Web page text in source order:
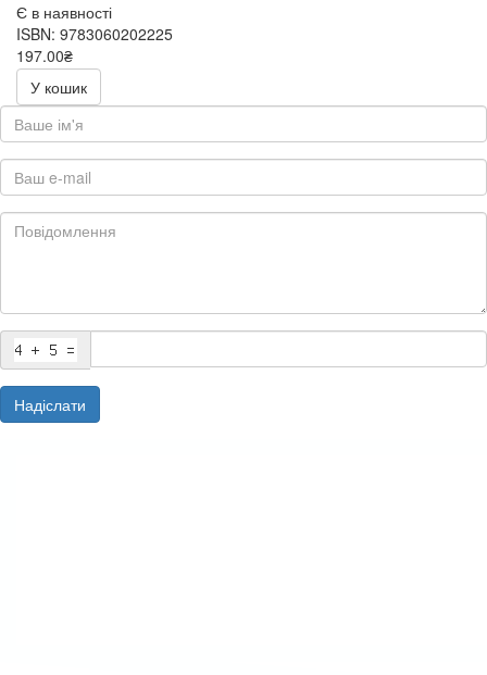
Є в наявності
ISBN: 9783060202225
197.00₴
394.00₴
У кошик
Надіслати